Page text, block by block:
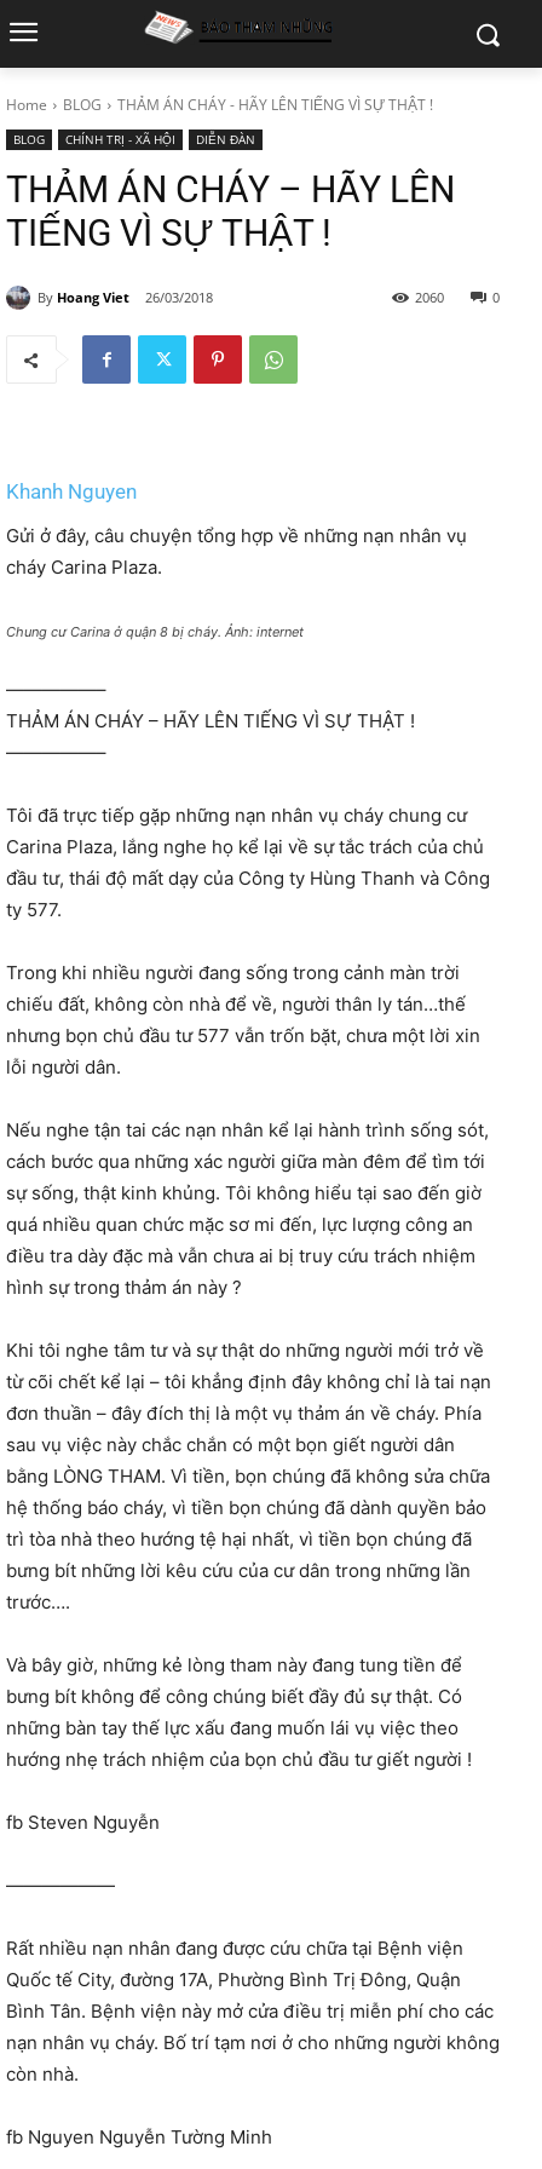
Home BLOG THẢM ÁN CHÁY - HÃY LÊN TIẾNG VÌ SỰ THẬT !
BLOG CHÍNH TRỊ - XÃ HỘI DIỄN ĐÀN
THẢM ÁN CHÁY – HÃY LÊN
TIẾNG VÌ SỰ THẬT !
By Hoang Viet 26/03/2018 0
2060
Khanh Nguyen
Gửi ở đây, câu chuyện tổng hợp về những nạn nhân vụ
cháy Carina Plaza.
Chung cư Carina ở quận 8 bị cháy. Ảnh: internet
—————–
THẢM ÁN CHÁY – HÃY LÊN TIẾNG VÌ SỰ THẬT !
—————–
Tôi đã trực tiếp gặp những nạn nhân vụ cháy chung cư
Carina Plaza, lắng nghe họ kể lại về sự tắc trách của chủ
đầu tư, thái độ mất dạy của Công ty Hùng Thanh và Công
ty 577.
Trong khi nhiều người đang sống trong cảnh màn trời
chiếu đất, không còn nhà để về, người thân ly tán…thế
nhưng bọn chủ đầu tư 577 vẫn trốn bặt, chưa một lời xin
lỗi người dân.
Nếu nghe tận tai các nạn nhân kể lại hành trình sống sót,
cách bước qua những xác người giữa màn đêm để tìm tới
sự sống, thật kinh khủng. Tôi không hiểu tại sao đến giờ
quá nhiều quan chức mặc sơ mi đến, lực lượng công an
điều tra dày đặc mà vẫn chưa ai bị truy cứu trách nhiệm
hình sự trong thảm án này ?
Khi tôi nghe tâm tư và sự thật do những người mới trở về
từ cõi chết kể lại – tôi khẳng định đây không chỉ là tai nạn
đơn thuần – đây đích thị là một vụ thảm án về cháy. Phía
sau vụ việc này chắc chắn có một bọn giết người dân
bằng LÒNG THAM. Vì tiền, bọn chúng đã không sửa chữa
hệ thống báo cháy, vì tiền bọn chúng đã dành quyền bảo
trì tòa nhà theo hướng tệ hại nhất, vì tiền bọn chúng đã
bưng bít những lời kêu cứu của cư dân trong những lần
trước….
Và bây giờ, những kẻ lòng tham này đang tung tiền để
bưng bít không để công chúng biết đầy đủ sự thật. Có
những bàn tay thế lực xấu đang muốn lái vụ việc theo
hướng nhẹ trách nhiệm của bọn chủ đầu tư giết người !
fb Steven Nguyễn
——————
Rất nhiều nạn nhân đang được cứu chữa tại Bệnh viện
Quốc tế City, đường 17A, Phường Bình Trị Đông, Quận
Bình Tân. Bệnh viện này mở cửa điều trị miễn phí cho các
nạn nhân vụ cháy. Bố trí tạm nơi ở cho những người không
còn nhà.
fb Nguyen Nguyễn Tường Minh